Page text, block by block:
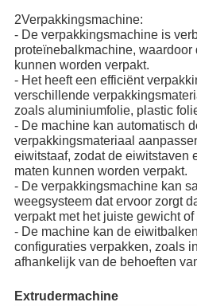
2Verpakkingsmachine:
- De verpakkingsmachine is
proteïnebalkmachine, waardoor
kunnen worden verpakt.
- Het heeft een efficiënt
verschillende
zoals aluminiumfolie, plastic
- De machine kan automatisch
verpakkingsmateriaal
eiwitstaaf, zodat de eiwitstaven
maten kunnen worden verpakt.
- De verpakkingsmachine kan
weegsysteem dat ervoor zorgt
verpakt met het juiste gewicht of
- De machine kan de
configuraties verpakken, zoals
afhankelijk van de behoeften
Extrudermachine